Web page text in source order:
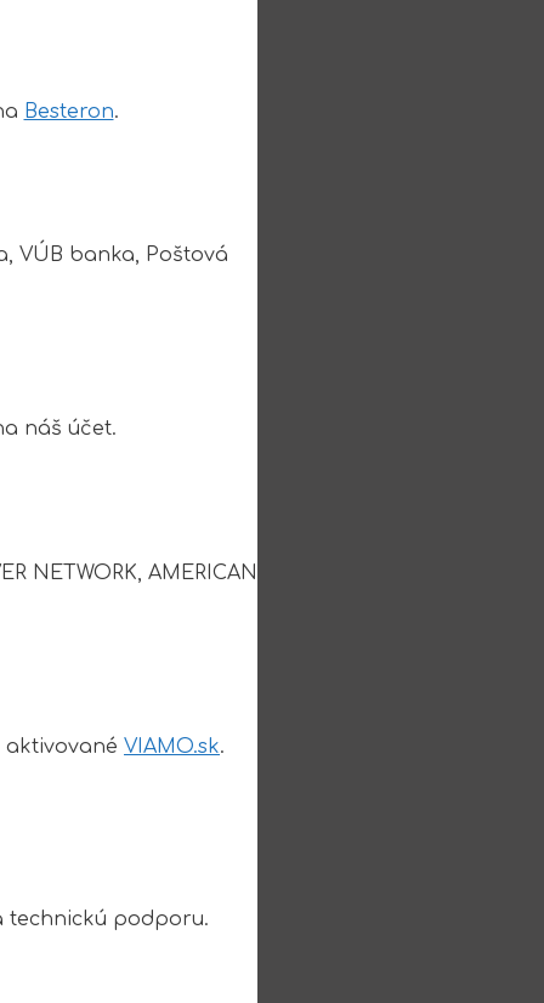
Besteron.
VÚB banka, Poštová
náš účet.
NETWORK, AMERICAN
aktivované VIAMO.sk.
technickú podporu.